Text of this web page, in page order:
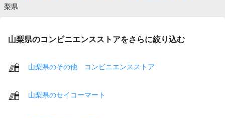
梨県
山梨県のコンビニエンスストアをさらに絞り込む
山梨県のその他 コンビニエンスストア
山梨県のセイコーマート